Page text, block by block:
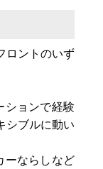
ロントのいず
ションで経験
シブルに動い
ーならしなど